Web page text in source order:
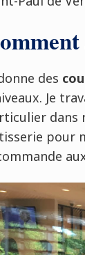
des
Je
dans
pour